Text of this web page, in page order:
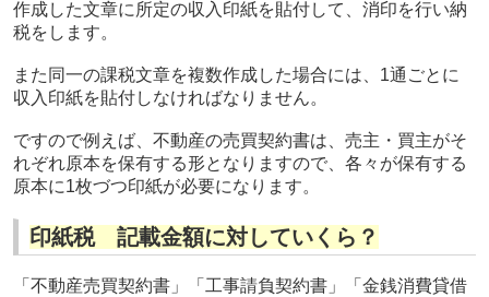
作成した文章に所定の収入印紙を貼付して、消印を行い納
税をします。
また同一の課税文章を複数作成した場合には、1通ごとに
収入印紙を貼付しなければなりません。
ですので例えば、不動産の売買契約書は、売主・買主がそ
れぞれ原本を保有する形となりますので、各々が保有する
原本に1枚づつ印紙が必要になります。
印紙税 記載金額に対していくら？
「不動産売買契約書」「工事請負契約書」「金銭消費貸借